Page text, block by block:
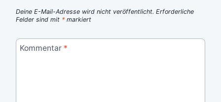
Deine E-Mail-Adresse wird nicht veröffentlicht. Erforderliche
Felder sind mit * markiert
Kommentar *